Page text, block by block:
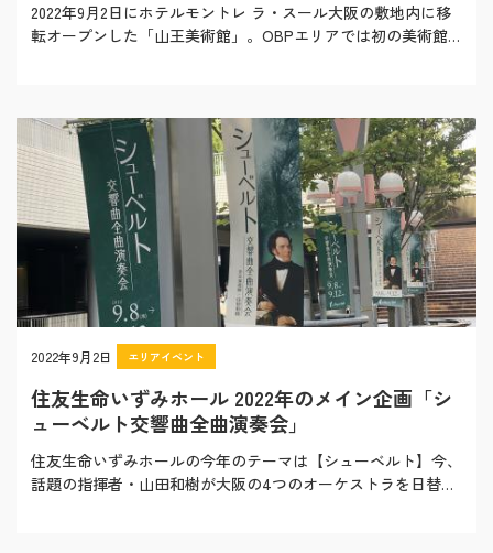
2022年9月2日にホテルモントレ ラ・スール大阪の敷地内に移
転オープンした「山王美術館」。OBPエリアでは初の美術館
2022年9月2日 エリアイベント
住友生命いずみホール 2022年のメイン企画「シ
ューベルト交響曲全曲演奏会」
住友生命いずみホールの今年のテーマは【シューベルト】今、
話題の指揮者・山田和樹が大阪の4つのオーケストラを日替わ